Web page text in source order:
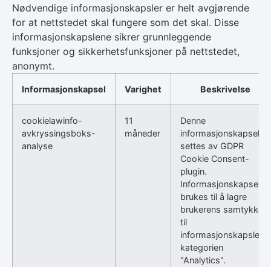
Nødvendige informasjonskapsler er helt avgjørende
for at nettstedet skal fungere som det skal. Disse
informasjonskapslene sikrer grunnleggende
funksjoner og sikkerhetsfunksjoner på nettstedet,
anonymt.
Informasjonskapsel Varighet Beskrivelse
cookielawinfo-
avkryssingsboks-
analyse
11
måneder
Denne
informasjonskapselen
settes av GDPR
Cookie Consent-
plugin.
Informasjonskapselen
brukes til å lagre
brukerens samtykke
til
informasjonskapsler i
kategorien
"Analytics".